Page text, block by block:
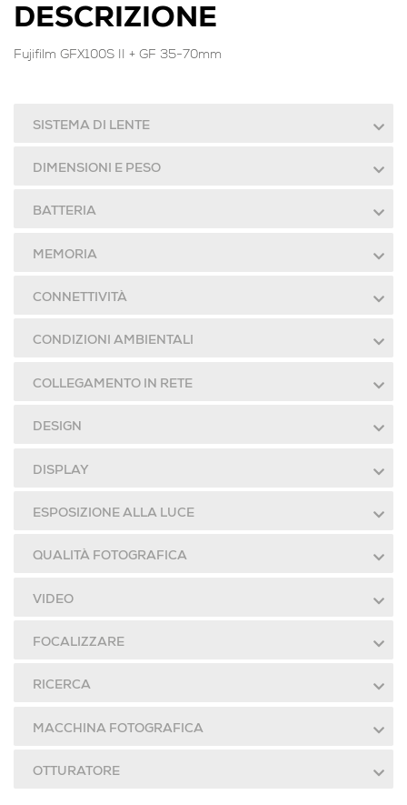
DESCRIZIONE
Fujifilm GFX100S II + GF 35-70mm
SISTEMA DI LENTE
DIMENSIONI E PESO
BATTERIA
MEMORIA
CONNETTIVITÀ
CONDIZIONI AMBIENTALI
COLLEGAMENTO IN RETE
DESIGN
DISPLAY
ESPOSIZIONE ALLA LUCE
QUALITÀ FOTOGRAFICA
VIDEO
FOCALIZZARE
RICERCA
MACCHINA FOTOGRAFICA
OTTURATORE